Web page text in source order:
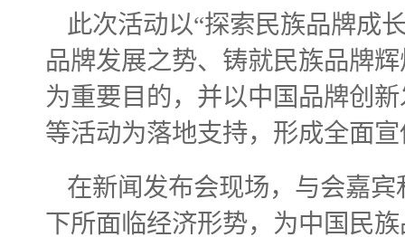
此次活动以“探索民族品牌成
品牌发展之势、铸就民族品牌
为重要目的，并以中国品牌创
等活动为落地支持，形成全面
在新闻发布会现场，与会嘉
下所面临经济形势，为中国民